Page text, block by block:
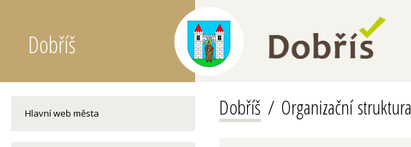
Dobříš
Hlavní web města Dobříš Organizační struktura